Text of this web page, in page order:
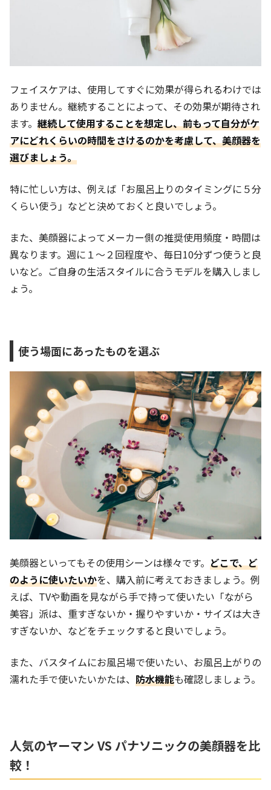
フェイスケアは、使用してすぐに効果が得られるわけでは
ありません。継続することによって、その効果が期待され
ます。 継続して使用することを想定し、前もって自分がケ
アにどれくらいの時間をさけるのかを考慮して、美顔器を
選びましょう。
特に忙しい方は、例えば「お風呂上りのタイミングに５分
くらい使う」などと決めておくと良いでしょう。
また、美顔器によってメーカー側の推奨使用頻度・時間は
異なります。週に１～２回程度や、毎日10分ずつ使うと良
いなど。ご自身の生活スタイルに合うモデルを購入しまし
ょう。
使う場面にあったものを選ぶ
美顔器といってもその使用シーンは様々です。 どこで、ど
のように使いたいかを、購入前に考えておきましょう。例
えば、TVや動画を見ながら手で持って使いたい「ながら
美容」派は、重すぎないか・握りやすいか・サイズは大き
すぎないか、などをチェックすると良いでしょう。
また、バスタイムにお風呂場で使いたい、お風呂上がりの
濡れた手で使いたいかたは、 防水機能も確認しましょう。
人気のヤーマン VS パナソニックの美顔器を比
較！